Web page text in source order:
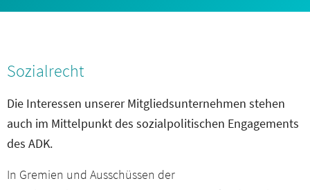
Sozialrecht
Die Interessen unserer Mitgliedsunternehmen stehen
auch im Mittelpunkt des sozialpolitischen Engagements
des ADK.
In Gremien und Ausschüssen der